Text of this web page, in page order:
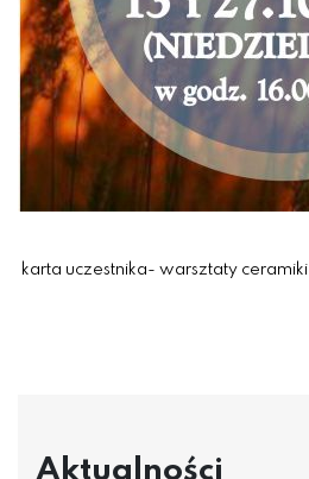
karta uczestnika- warsztaty ceramiki
Aktualności